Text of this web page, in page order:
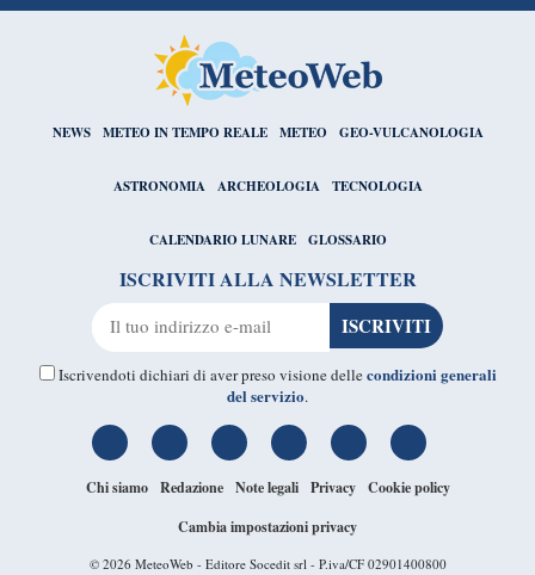
NEWS METEO IN TEMPO REALE METEO GEO-VULCANOLOGIA
ASTRONOMIA ARCHEOLOGIA TECNOLOGIA
CALENDARIO LUNARE GLOSSARIO
ISCRIVITI ALLA NEWSLETTER
Iscrivendoti dichiari di aver preso visione dellecondizioni generali
del servizio.
Chi siamo Redazione Note legali Privacy
Cookie policy
Cambia impostazioni privacy
© 2026 MeteoWeb - Editore Socedit srl - P.iva/CF 02901400800